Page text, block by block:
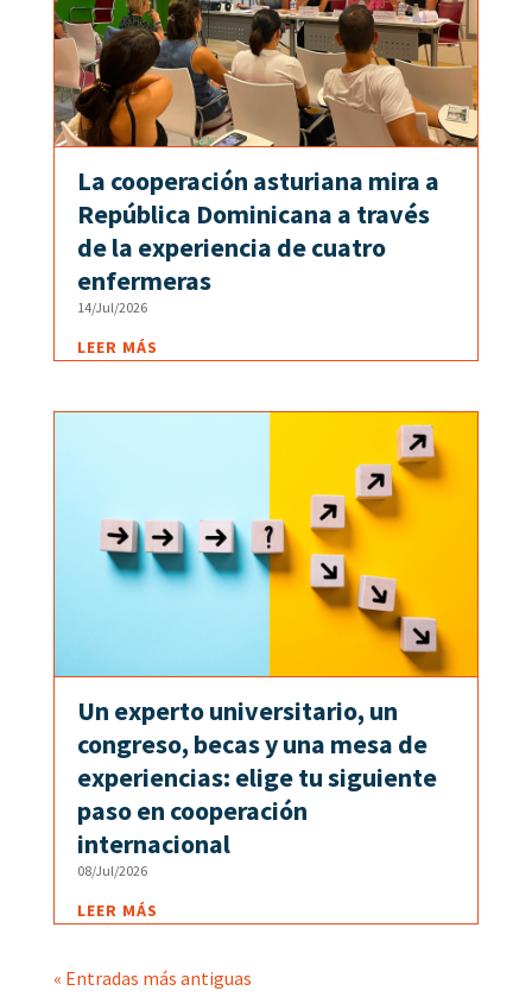
La cooperación asturiana mira a
República Dominicana a través
de la experiencia de cuatro
enfermeras
14/Jul/2026
LEER MÁS
Un experto universitario, un
congreso, becas y una mesa de
experiencias: elige tu siguiente
paso en cooperación
internacional
08/Jul/2026
LEER MÁS
« Entradas más antiguas